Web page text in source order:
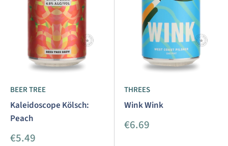
BEER TREE
Kaleidoscope Kölsch:
Peach
Aanbiedingsprijs
€5.49
THREES
Wink Wink
Aanbiedingsprijs
€6.69